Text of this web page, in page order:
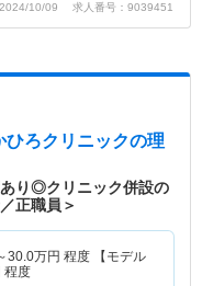
2024/10/09 求人番号：9039451
ひろクリニックの理
り◎クリニック併設の
正職員＞
30.0万円 程度 【モデル
程度